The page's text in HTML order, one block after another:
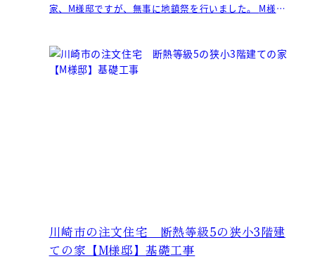
家、M様邸ですが、無事に地鎮祭を行いました。 M様、
川崎市の注文住宅 断熱等級5の狭小3階建
ての家【M様邸】基礎工事